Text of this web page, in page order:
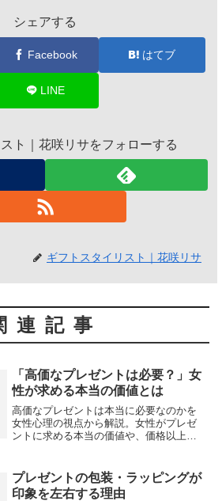
シェアする
Facebook はてブ
LINE
ト｜花咲リサをフォローする
ギフトスタイリスト｜花咲リサ
連記事
「高価なプレゼントは必要？」女
性が求める本当の価値とは
高価なプレゼントは本当に必要なのかを
女性心理の視点から解説。女性がプレゼ
ントに求める本当の価値や、価格以上に
プレゼントの包装・ラッピングが
印象を左右する理由